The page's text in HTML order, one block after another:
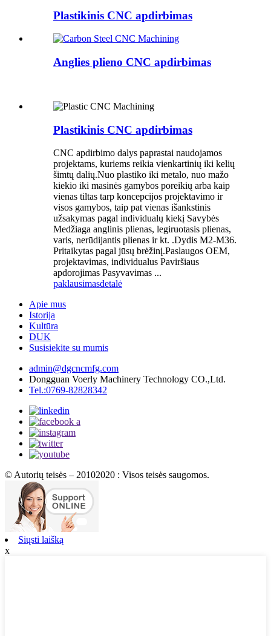
Plastikinis CNC apdirbimas
Anglies plieno CNC apdirbimas
Plastikinis CNC apdirbimas
CNC apdirbimo dalys paprastai naudojamos
projektams, kuriems reikia vienkartinių iki kelių
šimtų dalių.Nuo plastiko iki metalo, nuo mažo
kiekio iki masinės gamybos poreikių arba kaip
vienas tiltas tarp koncepcijos projektavimo ir
visos gamybos, taip pat vienas išankstinis
užsakymas pagal individualų kiekį Savybės
Medžiaga anglinis plienas, legiruotasis plienas,
varis, nerūdijantis plienas ir kt. .Dydis M2-M36.
Pritaikytas pagal jūsų brėžinį.Paslaugos OEM,
projektavimas, individualus Paviršiaus
apdorojimas Pasyvavimas ...
paklausimasdetalė
Apie mus
Istorija
Kultūra
DUK
Susisiekite su mumis
admin@dgcncmfg.com
Dongguan Voerly Machinery Technology CO.,Ltd.
Tel.:0769-82828342
© Autorių teisės – 20102020 : Visos teisės saugomos.
Siųsti laišką
x